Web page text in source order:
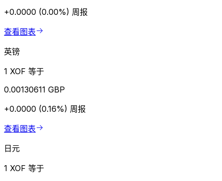
+0.0000 (0.00%) 周报
查看图表
英镑
1 XOF 等于
0.00130611 GBP
+0.0000 (0.16%) 周报
查看图表
日元
1 XOF 等于